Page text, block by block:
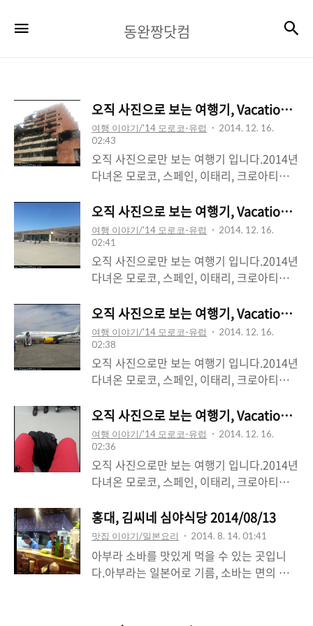
완
컴
동완짱닷컴
오직 사진으로 보는 여행기, Vacation (4/
여행 이야기/'14 모로코-유럽
2014. 12. 16.
02:43
오직 사진으로만 보는 여행기 입니다.2014년
다녀온 모로코, 스페인, 이태리, 크로아티아,
오직 사진으로 보는 여행기, Vacation (3/
여행 이야기/'14 모로코-유럽
2014. 12. 16.
02:41
오직 사진으로만 보는 여행기 입니다.2014년
다녀온 모로코, 스페인, 이태리, 크로아티아,
오직 사진으로 보는 여행기, Vacation (2/
여행 이야기/'14 모로코-유럽
2014. 12. 16.
02:38
오직 사진으로만 보는 여행기 입니다.2014년
다녀온 모로코, 스페인, 이태리, 크로아티아,
오직 사진으로 보는 여행기, Vacation (1/
여행 이야기/'14 모로코-유럽
2014. 12. 16.
02:36
오직 사진으로만 보는 여행기 입니다.2014년
다녀온 모로코, 스페인, 이태리, 크로아티아,
홍대, 김씨네 심야식당 2014/08/13
맛집 이야기/일본요리 2014. 8. 14. 01:41
아부라 소바를 맛있게 먹을 수 있는 곳입니
다.아부라는 일본어로 기름, 소바는 면의 일
이름처럼 기름에 면를 비벼서 고명과 함께 먹